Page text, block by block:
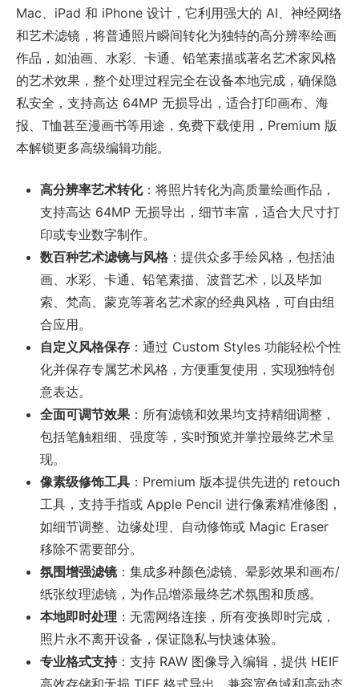
Mac、iPad 和 iPhone 设计，它利用强大的 AI、神经网络
和艺术滤镜，将普通照片瞬间转化为独特的高分辨率绘画
作品，如油画、水彩、卡通、铅笔素描或著名艺术家风格
的艺术效果，整个处理过程完全在设备本地完成，确保隐
私安全，支持高达 64MP 无损导出，适合打印画布、海
报、T恤甚至漫画书等用途，免费下载使用，Premium 版
本解锁更多高级编辑功能。
高分辨率艺术转化：将照片转化为高质量绘画作品，
支持高达 64MP 无损导出，细节丰富，适合大尺寸打
印或专业数字制作。
数百种艺术滤镜与风格 ：提供众多手绘风格，包括油
画、水彩、卡通、铅笔素描、波普艺术，以及毕加
索、梵高、蒙克等著名艺术家的经典风格，可自由组
合应用。
自定义风格保存 ：通过 Custom Styles 功能轻松个性
化并保存专属艺术风格，方便重复使用，实现独特创
意表达。
全面可调节效果 ：所有滤镜和效果均支持精细调整，
包括笔触粗细、强度等，实时预览并掌控最终艺术呈
现。
像素级修饰工具 ：Premium 版本提供先进的 retouch
工具，支持手指或 Apple Pencil 进行像素精准修图，
如细节调整、边缘处理、自动修饰或 Magic Eraser
移除不需要部分。
氛围增强滤镜 ：集成多种颜色滤镜、晕影效果和画布/
纸张纹理滤镜，为作品增添最终艺术氛围和质感。
本地即时处理 ：无需网络连接，所有变换即时完成，
照片永不离开设备，保证隐私与快速体验。
专业格式支持：支持 RAW 图像导入编辑，提供 HEIF